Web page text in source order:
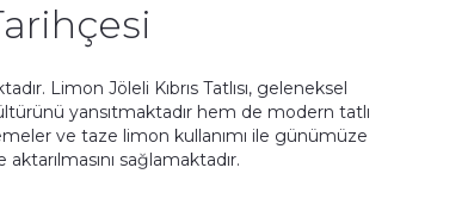
Limon Jöleli Kıbrıs Tatlısı, geleneksel
yansıtmaktadır hem de modern tatlı
ve taze limon kullanımı ile günümüze
sağlamaktadır.